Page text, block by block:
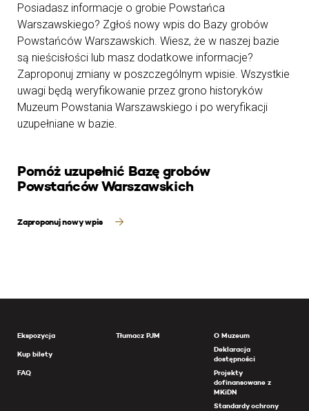
Posiadasz informacje o grobie Powstańca
Warszawskiego? Zgłoś nowy wpis do Bazy grobów
Powstańców Warszawskich. Wiesz, że w naszej bazie
są nieścisłości lub masz dodatkowe informacje?
Zaproponuj zmiany w poszczególnym wpisie. Wszystkie
uwagi będą weryfikowanie przez grono historyków
Muzeum Powstania Warszawskiego i po weryfikacji
uzupełniane w bazie.
Pomóż uzupełnić Bazę grobów
Powstańców Warszawskich
Zaproponuj nowy wpis
Ekspozycja
Kup bilety
FAQ
Tłumacz PJM
O Muzeum
Deklaracja
dostępności
Projekty
dofinansowane z
MKiDN
Standardy ochrony